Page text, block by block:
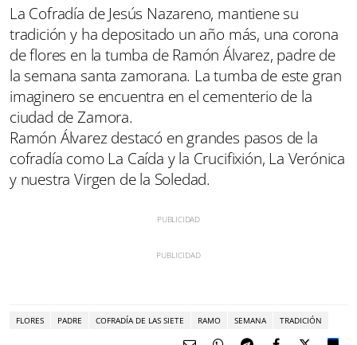
La Cofradía de Jesús Nazareno, mantiene su
tradición y ha depositado un año más, una corona
de flores en la tumba de Ramón Álvarez, padre de
la semana santa zamorana. La tumba de este gran
imaginero se encuentra en el cementerio de la
ciudad de Zamora.
Ramón Álvarez destacó en grandes pasos de la
cofradía como La Caída y la Crucifixión, La Verónica
y nuestra Virgen de la Soledad.
FLORES PADRE COFRADÍA DE LAS SIETE RAMO SEMANA TRADICIÓN